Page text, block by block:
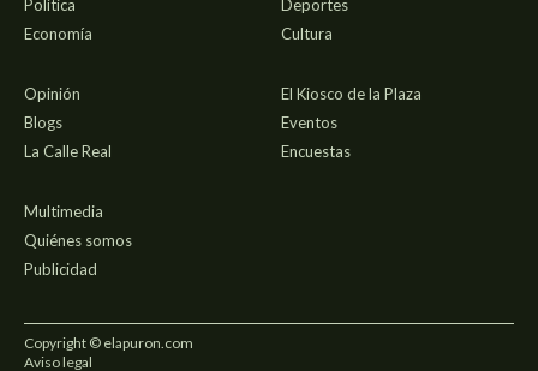
Política
Economía
Deportes
Cultura
Opinión
Blogs
La Calle Real
El Kiosco de la Plaza
Eventos
Encuestas
Multimedia
Quiénes somos
Publicidad
Copyright © elapuron.com
Aviso legal